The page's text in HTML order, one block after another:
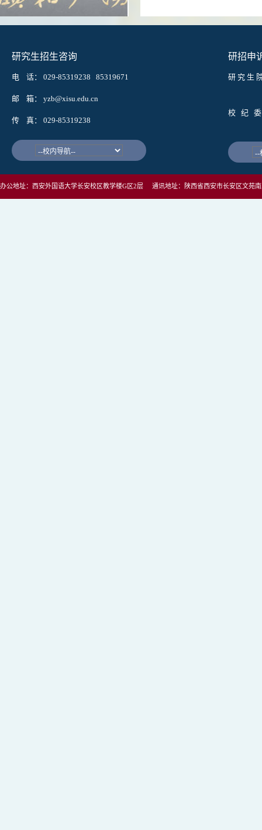
研究生招生咨询
电 话： 029-85319238 85319671
邮 箱： yzb@xisu.edu.cn
传 真： 029-85319238
研招申
研 究 生
校 纪 委
办公地址：西安外国语大学长安校区教学楼G区2层 通讯地址：陕西省西安市长安区文